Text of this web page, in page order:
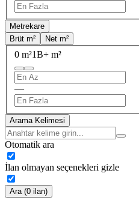
Metrekare
Brüt m²
Net m²
0 m²1B+ m²
—
Arama Kelimesi
Otomatik ara
İlan olmayan seçenekleri gizle
Ara (0 ilan)